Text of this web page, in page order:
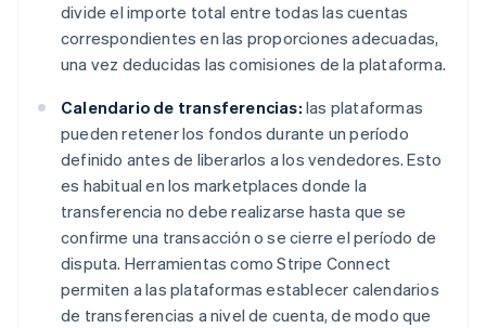
divide el importe total entre todas las cuentas
correspondientes en las proporciones adecuadas,
una vez deducidas las comisiones de la plataforma.
Calendario de transferencias: las plataformas
pueden retener los fondos durante un período
definido antes de liberarlos a los vendedores. Esto
es habitual en los marketplaces donde la
transferencia no debe realizarse hasta que se
confirme una transacción o se cierre el período de
disputa. Herramientas como Stripe Connect
permiten a las plataformas establecer calendarios
de transferencias a nivel de cuenta, de modo que